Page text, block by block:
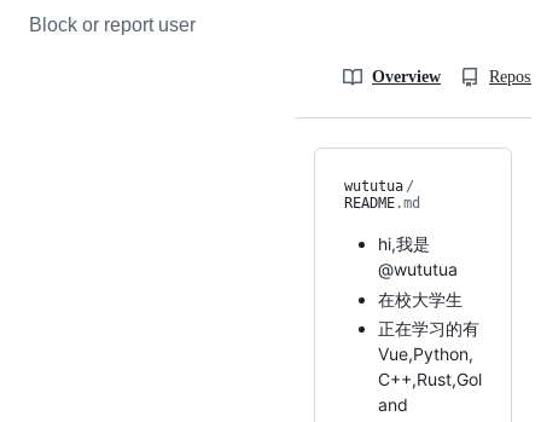
Block or report user
Overview
wututua /
README.md
hi,我是
@wututua
在校大学生
正在学习的有
Vue,Python,
C++,Rust,Gol
and